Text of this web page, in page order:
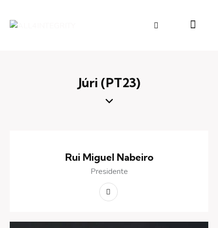
Júri (PT23)
Rui Miguel Nabeiro
Presidente